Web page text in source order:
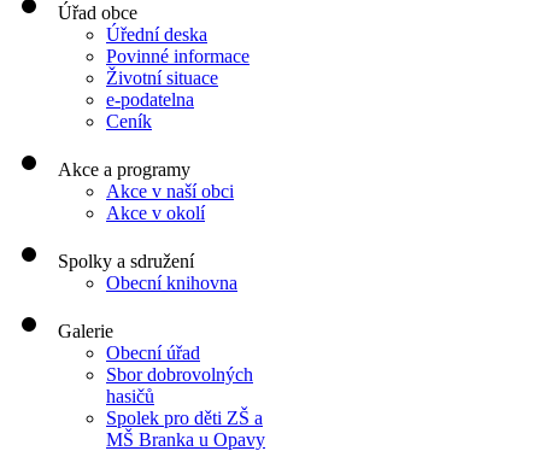
Úřad obce
Úřední deska
Povinné informace
Životní situace
e-podatelna
Ceník
Akce a programy
Akce v naší obci
Akce v okolí
Spolky a sdružení
Obecní knihovna
Galerie
Obecní úřad
Sbor dobrovolných
hasičů
Spolek pro děti ZŠ a
MŠ Branka u Opavy